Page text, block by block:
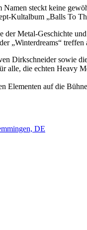
steckt keine
Kultalbum „Balls To
Metal-Geschichte
„Winterdreams“
Dirkschneider sowie
alle, die echten Heavy
Elementen auf die
DE